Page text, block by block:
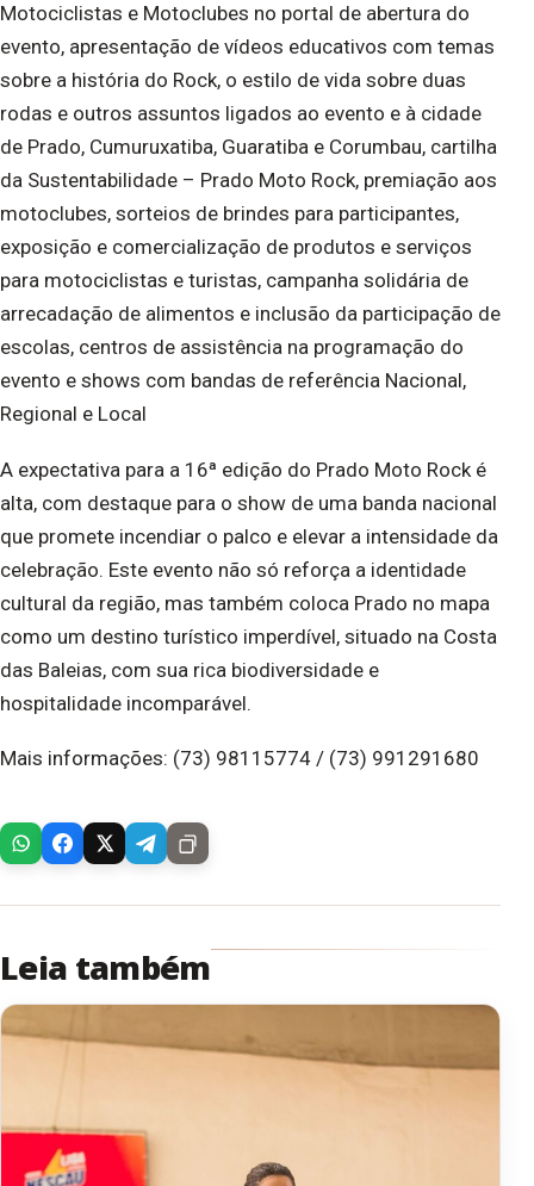
Motociclistas e Motoclubes no portal de abertura do
evento, apresentação de vídeos educativos com temas
sobre a história do Rock, o estilo de vida sobre duas
rodas e outros assuntos ligados ao evento e à cidade
de Prado, Cumuruxatiba, Guaratiba e Corumbau, cartilha
da Sustentabilidade – Prado Moto Rock, premiação aos
motoclubes, sorteios de brindes para participantes,
exposição e comercialização de produtos e serviços
para motociclistas e turistas, campanha solidária de
arrecadação de alimentos e inclusão da participação de
escolas, centros de assistência na programação do
evento e shows com bandas de referência Nacional,
Regional e Local
A expectativa para a 16ª edição do Prado Moto Rock é
alta, com destaque para o show de uma banda nacional
que promete incendiar o palco e elevar a intensidade da
celebração. Este evento não só reforça a identidade
cultural da região, mas também coloca Prado no mapa
como um destino turístico imperdível, situado na Costa
das Baleias, com sua rica biodiversidade e
hospitalidade incomparável.
Mais informações: (73) 98115774 / (73) 991291680
Leia também